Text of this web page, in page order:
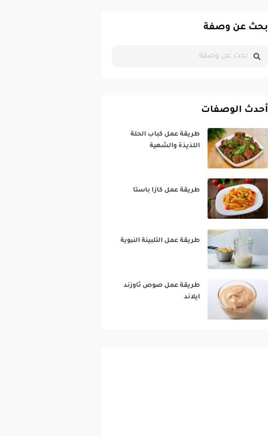
بحث عن وصفة
أحدث الوصفات
طريقة عمل كباب الحلة
اللذيذة والشهية‎
طريقة عمل كازا باستا‎
طريقة عمل التلبينة النبوية‎
طريقة عمل صوص ثاوزند
ايلاند‎